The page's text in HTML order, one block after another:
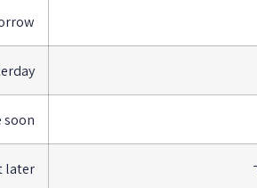
soon
later